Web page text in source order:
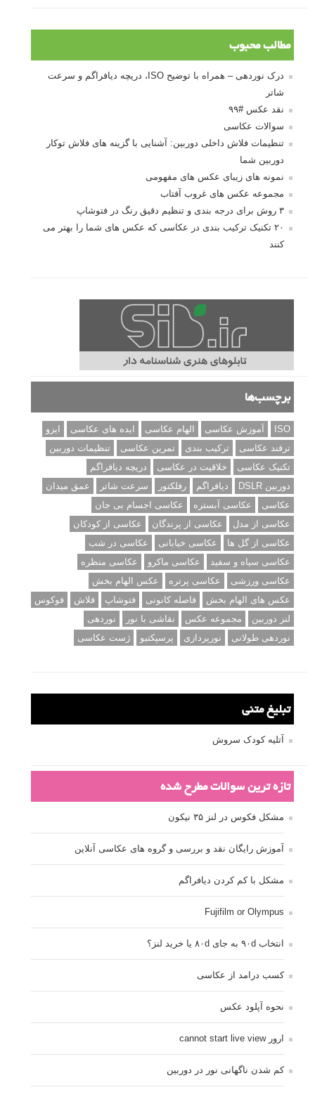
مطالب محبوب
درک نوردهی – همراه با توضیح ISO، دریچه دیافراگم و سرعت
شاتر
نقد عکس #۹۹
سوالات عکاسی
تنظیمات فلاش داخلی دوربین: آشنایی با گزینه های فلاش توکار
دوربین شما
نمونه های زیبای عکس های مفهومی
مجموعه عکس های غروب آفتاب
۳ روش برای درجه بندی و تنظیم دقیق رنگ در فتوشاپ
۲۰ تکنیک ترکیب بندی در عکاسی که عکس های شما را بهتر می
کنند
برچسب‌ها
ISO آموزش عکاسی الهام عکاسی ایده های عکاسی
ایزو
ترفند عکاسی
ترکیب بندی تمرین عکاسی
تنظیمات دوربین
تکنیک عکاسی
خلاقیت در عکاسی
دریچه دیافراگم
دوربین DSLR
دیافراگم رفلکتور سرعت شاتر
عمق میدان
عکاسی
عکاسی آبستره
عکاسی اجسام بی جان
عکاسی از مدل
عکاسی از پرندگان
عکاسی از کودکان
عکاسی از گل ها
عکاسی خیابانی
عکاسی در شب
عکاسی سیاه و سفید
عکاسی ماکرو
عکاسی منظره
عکاسی ورزشی
عکاسی پرتره
عکس الهام بخش
عکس های الهام بخش
فاصله کانونی فتوشاپ فلاش
فوکوس
لنز دوربین
مجموعه عکس نقاشی با نور
نوردهی
نوردهی طولانی
نورپردازی پرسپکتیو ژست عکاسی
تبلیغ متنی
آتلیه کودک سروش
تازه ترین سوالات مطرح شده
مشکل فکوس در لنز ۳۵ نیکون
آموزش رایگان نقد و بررسی و گروه های عکاسی آنلاین
مشکل با کم کردن دیافراگم
Fujifilm or Olympus
انتخاب ۹۰d به جای ۸۰d یا خرید لنز؟
کسب درامد از عکاسی
نحوه آپلود عکس
ارور cannot start live view
کم شدن ناگهانی نور در دوربین